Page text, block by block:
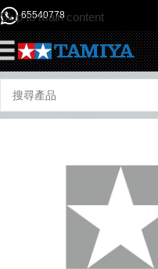
Skip to main content
65540778